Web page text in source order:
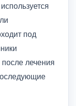
используется
под
лечения